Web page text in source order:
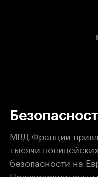
МВД Франции
тысячи
безопасности на